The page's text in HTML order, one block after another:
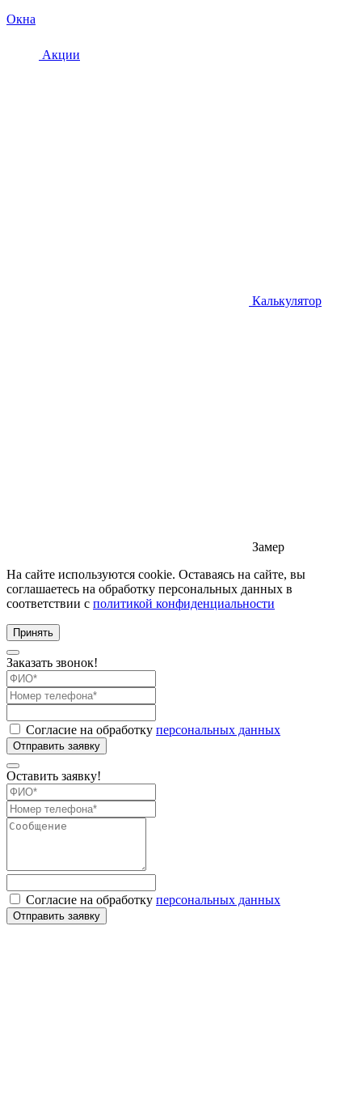
Окна
Акции
Калькулятор
Замер
На сайте используются cookie. Оставаясь на сайте, вы
соглашаетесь на обработку персональных данных в
соответствии с политикой конфиденциальности
Принять
Заказать звонок!
Согласие на обработку персональных данных
Оставить заявку!
Согласие на обработку персональных данных